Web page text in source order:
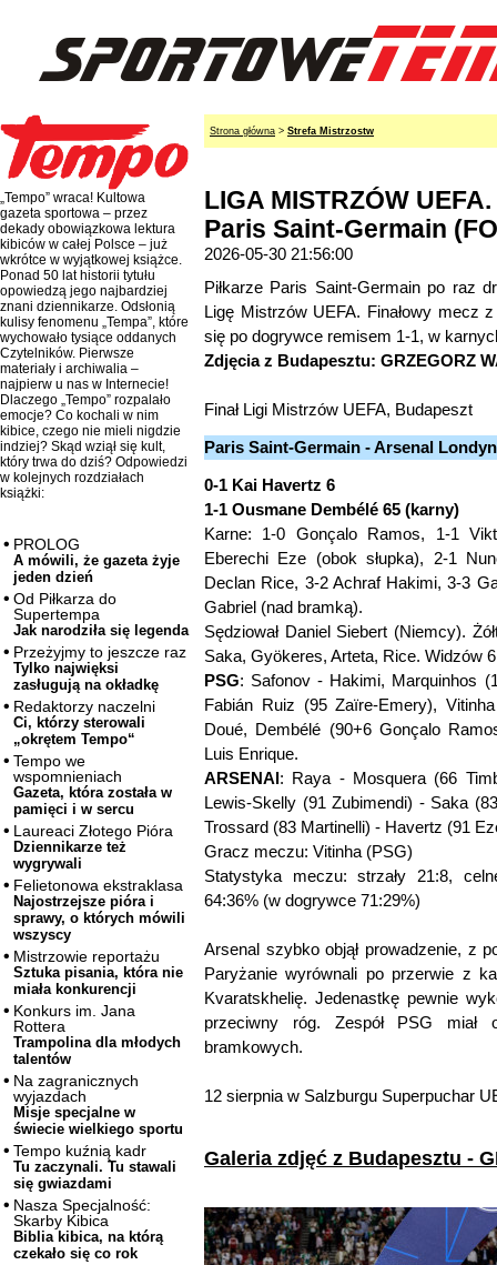
„Tempo” wraca! Kultowa
gazeta sportowa – przez
dekady obowiązkowa lektura
kibiców w całej Polsce – już
wkrótce w wyjątkowej książce.
Ponad 50 lat historii tytułu
opowiedzą jego najbardziej
znani dziennikarze. Odsłonią
kulisy fenomenu „Tempa”, które
wychowało tysiące oddanych
Czytelników. Pierwsze
materiały i archiwalia –
najpierw u nas w Internecie!
Dlaczego „Tempo” rozpalało
emocje? Co kochali w nim
kibice, czego nie mieli nigdzie
indziej? Skąd wziął się kult,
który trwa do dziś? Odpowiedzi
w kolejnych rozdziałach
książki:
PROLOG
A mówili, że gazeta żyje
jeden dzień
Od Piłkarza do
Supertempa
Jak narodziła się legenda
Przeżyjmy to jeszcze raz
Tylko najwięksi
zasługują na okładkę
Redaktorzy naczelni
Ci, którzy sterowali
„okrętem Tempo“
Tempo we
wspomnieniach
Gazeta, która została w
pamięci i w sercu
Laureaci Złotego Pióra
Dziennikarze też
wygrywali
Felietonowa ekstraklasa
Najostrzejsze pióra i
sprawy, o których mówili
wszyscy
Mistrzowie reportażu
Sztuka pisania, która nie
miała konkurencji
Konkurs im. Jana
Rottera
Trampolina dla młodych
talentów
Na zagranicznych
wyjazdach
Misje specjalne w
świecie wielkiego sportu
Tempo kuźnią kadr
Tu zaczynali. Tu stawali
się gwiazdami
Nasza Specjalność:
Skarby Kibica
Biblia kibica, na którą
czekało się co rok
Strona główna > Strefa Mistrzostw
LIGA MISTRZÓW
Paris Saint-Germain
2026-05-30 21:56:00
Piłkarze Paris Saint-Germain po raz
Ligę Mistrzów UEFA. Finałowy mecz
się po dogrywce remisem 1-1, w
Zdjęcia z Budapesztu: GRZEGORZ
Finał Ligi Mistrzów UEFA, Budapeszt
Paris Saint-Germain - Arsenal
0-1 Kai Havertz 6
1-1 Ousmane Dembélé 65 (karny)
Karne: 1-0 Gonçalo Ramos, 1-1
Eberechi Eze (obok słupka), 2-1
Declan Rice, 3-2 Achraf Hakimi, 3-3
Gabriel (nad bramką).
Sędziował Daniel Siebert (Niemcy).
Saka, Gyökeres, Arteta, Rice. Widzów
PSG: Safonov - Hakimi, Marquinhos
Fabián Ruiz (95 Zaïre-Emery),
Doué, Dembélé (90+6 Gonçalo
Luis Enrique.
ARSENAl: Raya - Mosquera (66
Lewis-Skelly (91 Zubimendi) - Saka
Trossard (83 Martinelli) - Havertz (91
Gracz meczu: Vitinha (PSG)
Statystyka meczu: strzały 21:8,
64:36% (w dogrywce 71:29%)
Arsenal szybko objął prowadzenie, z
Paryżanie wyrównali po przerwie z
Kvaratskhelię. Jedenastkę pewnie
przeciwny róg. Zespół PSG
bramkowych.
12 sierpnia w Salzburgu Superpuchar
Galeria zdjęć z Budapesztu -